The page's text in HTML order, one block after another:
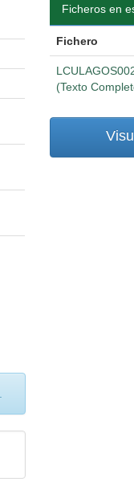
Ficheros en
Fichero
(Texto